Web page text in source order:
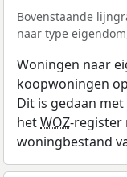
Bovenstaande
naar type
Woningen naar
koopwoningen
Dit is gedaan
hetWOZ-register
woningbestand